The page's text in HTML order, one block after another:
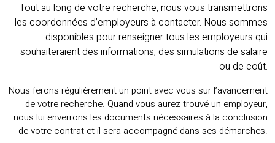
Tout au long de votre recherche, nous vous transmettrons
les coordonnées d’employeurs à contacter. Nous sommes
disponibles pour renseigner tous les employeurs qui
souhaiteraient des informations, des simulations de salaire
ou de coût.
Nous ferons régulièrement un point avec vous sur l’avancement
de votre recherche. Quand vous aurez trouvé un employeur,
nous lui enverrons les documents nécessaires à la conclusion
de votre contrat et il sera accompagné dans ses démarches.